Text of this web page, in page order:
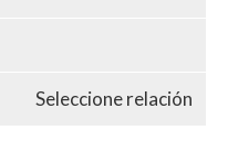
Seleccione relación